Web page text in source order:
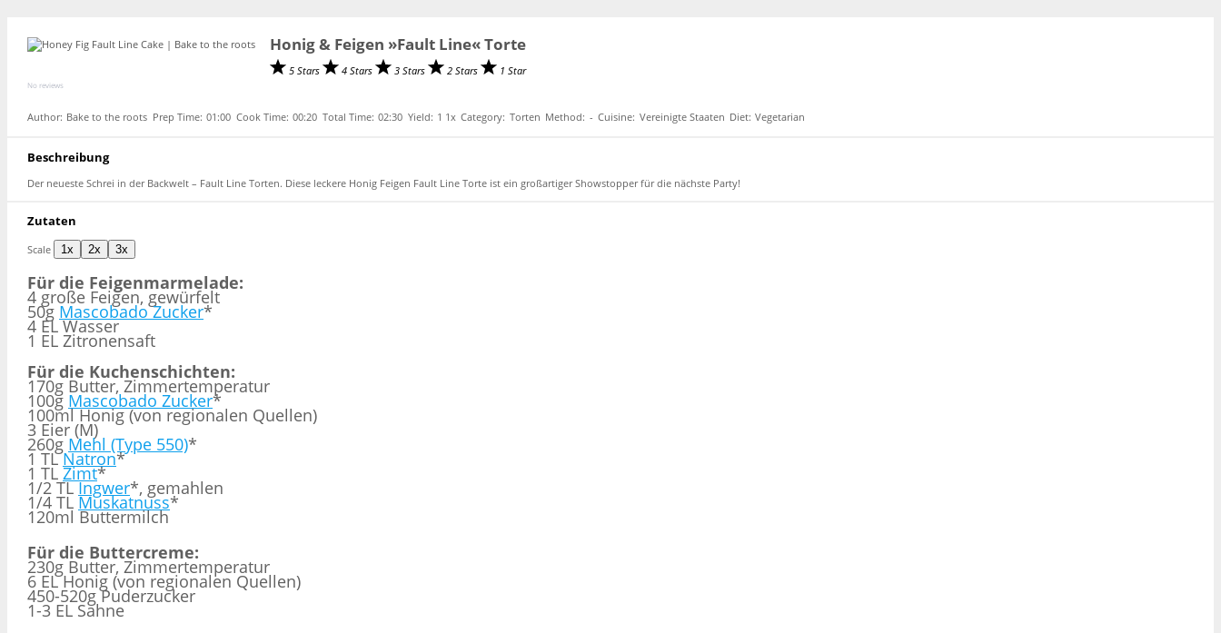
Honig & Feigen »Fault Line« Torte
5 Stars 4 Stars 3 Stars 2 Stars 1 Star
No reviews
Author: Bake to the roots Prep Time: 01:00 Cook Time: 00:20 Total Time: 02:30 Yield: 1 1x Category: Torten Method: - Cuisine: Vereinigte Staaten Diet: Vegetarian
Beschreibung
Der neueste Schrei in der Backwelt – Fault Line Torten. Diese leckere Honig Feigen Fault Line Torte ist ein großartiger Showstopper für die nächste Party!
Zutaten
Scale 1x 2x 3x
Für die Feigenmarmelade:
4 große Feigen, gewürfelt
50g Mascobado Zucker*
4 EL Wasser
1 EL Zitronensaft
Für die Kuchenschichten:
170g Butter, Zimmertemperatur
100g Mascobado Zucker*
100ml Honig (von regionalen Quellen)
3 Eier (M)
260g Mehl (Type 550)*
1 TLNatron*
1 TL Zimt*
1/2 TLIngwer*, gemahlen
1/4 TL Muskatnuss*
120ml Buttermilch
Für die Buttercreme:
230g Butter, Zimmertemperatur
6 EL Honig (von regionalen Quellen)
450-520g Puderzucker
1-3 EL Sahne